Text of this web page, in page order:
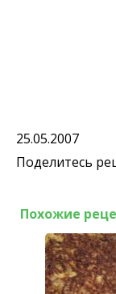
25.05.2007
Поделитесь
Похожие